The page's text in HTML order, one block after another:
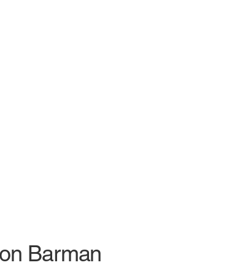
Barman